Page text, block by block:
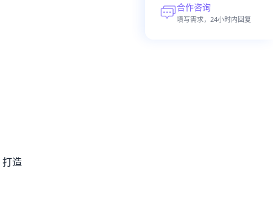
打造
合作咨询
填写需求，24小时内回复